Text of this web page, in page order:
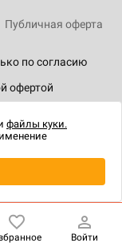
по согласию
офертой
Публичная оферта
Войти
файлы куки.